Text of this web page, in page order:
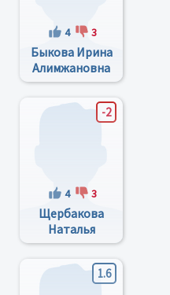
4 3
Быкова Ирина
Алимжановна
-2
4 3
Щербакова
Наталья
Владимировна
1.6